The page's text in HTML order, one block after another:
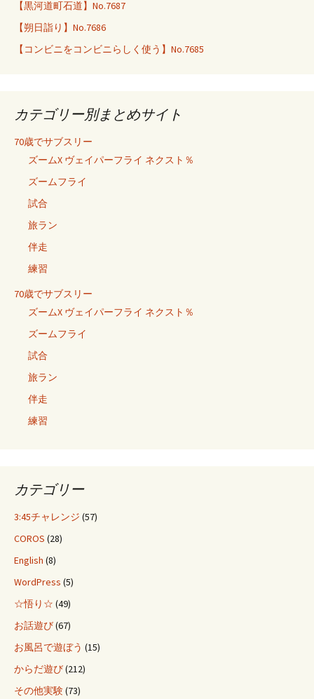
【黒河道町石道】No.7687
【朔日詣り】No.7686
【コンビニをコンビニらしく使う】No.7685
カテゴリー別まとめサイト
70歳でサブスリー
ズームX ヴェイパーフライ ネクスト％
ズームフライ
試合
旅ラン
伴走
練習
70歳でサブスリー
ズームX ヴェイパーフライ ネクスト％
ズームフライ
試合
旅ラン
伴走
練習
カテゴリー
3:45チャレンジ (57)
COROS (28)
English (8)
WordPress (5)
☆悟り☆ (49)
お話遊び(67)
お風呂で遊ぼう (15)
からだ遊び(212)
その他実験(73)